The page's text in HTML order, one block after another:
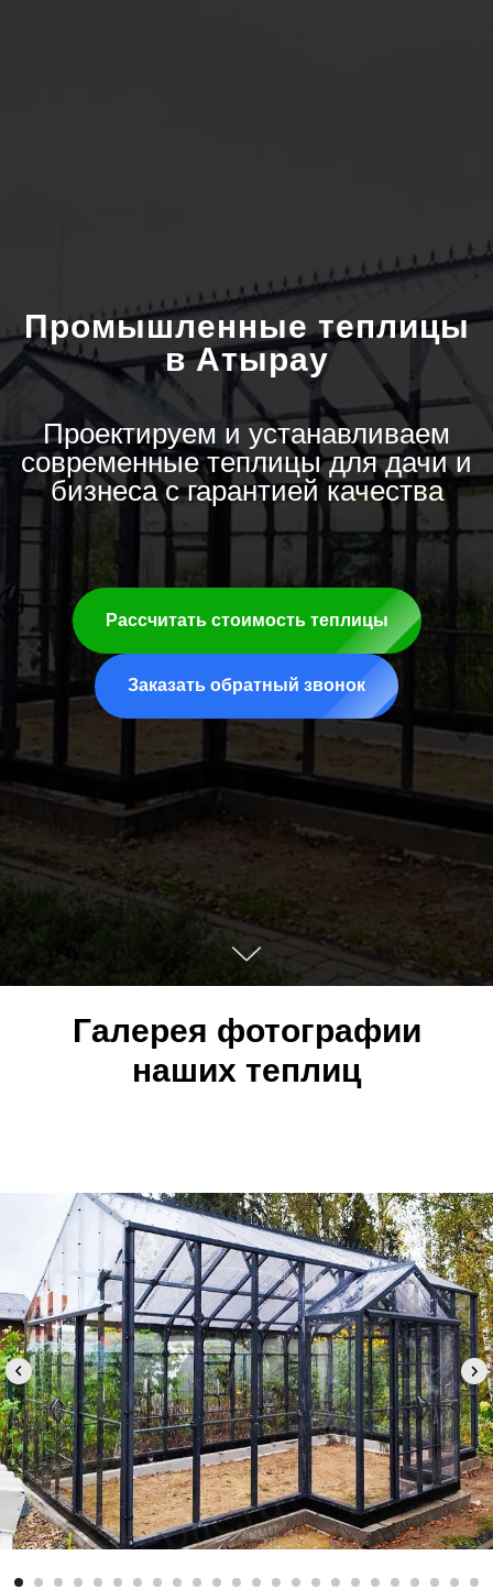
Промышленные теплицы
в Атырау
Проектируем и устанавливаем
современные теплицы для дачи и
бизнеса с гарантией качества
Рассчитать стоимость теплицы
Заказать обратный звонок
Галерея фотографии
наших теплиц